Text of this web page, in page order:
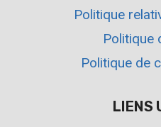
Politique
Politique
Politique de
LIENS